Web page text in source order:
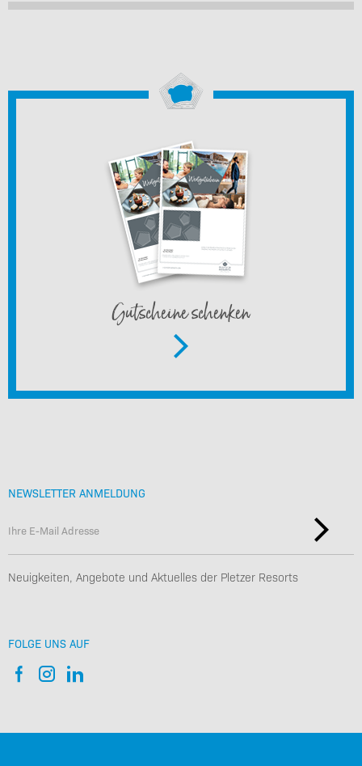
Gutscheine schenken
NEWSLETTER ANMELDUNG
Neuigkeiten, Angebote und Aktuelles der Pletzer Resorts
FOLGE UNS AUF